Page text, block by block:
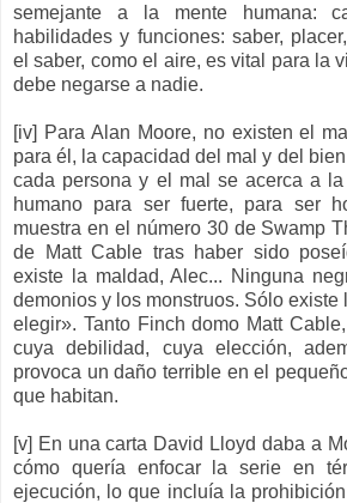
semejante a la mente humana:
habilidades y funciones: saber,
el saber, como el aire, es vital para la
debe negarse a nadie.
[iv] Para Alan Moore, no existen el
para él, la capacidad del mal y del
cada persona y el mal se acerca a
humano para ser fuerte, para ser
muestra en el número 30 de Swamp
de Matt Cable tras haber sido
existe la maldad, Alec... Ninguna
demonios y los monstruos. Sólo existe
elegir». Tanto Finch domo Matt
cuya debilidad, cuya elección,
provoca un daño terrible en el
que habitan.
[v] En una carta David Lloyd daba a
cómo quería enfocar la serie en
ejecución, lo que incluía la